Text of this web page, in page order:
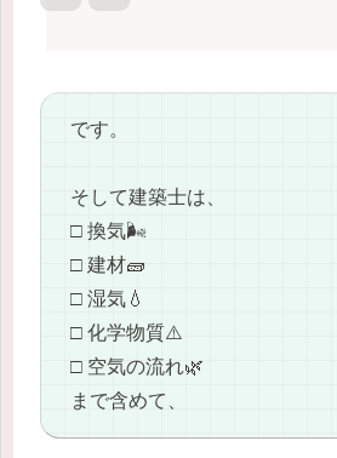
です。
そして建築士は、
□ 換気🌬️
□ 建材🧱
□ 湿気💧
□ 化学物質⚠️
□ 空気の流れ🌿
まで含めて、